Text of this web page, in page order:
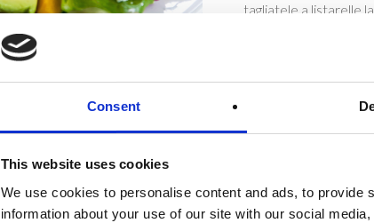
Consent
This website uses cookies
We use cookies to personalise content and ads, to
information about your use of our site with our social
tagliatele a listarelle
extravergine d’oliva
momento. Condite
di fantasia questi tipi
Funghi trifolati